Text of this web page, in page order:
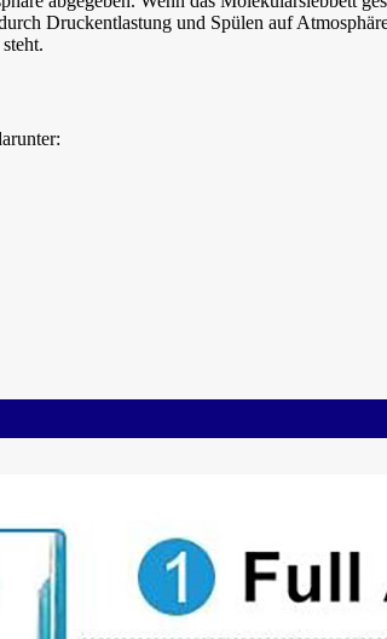
Druckentlastung und Spülen auf